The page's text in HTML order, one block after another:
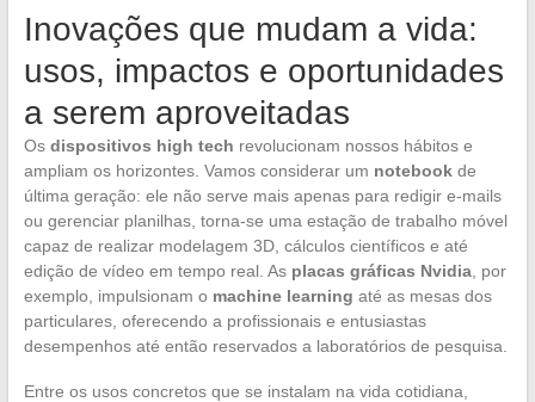
Inovações que mudam a vida:
usos, impactos e oportunidades
a serem aproveitadas
Os dispositivos high tech revolucionam nossos hábitos e
ampliam os horizontes. Vamos considerar um notebookde
última geração: ele não serve mais apenas para redigir e-mails
ou gerenciar planilhas, torna-se uma estação de trabalho móvel
capaz de realizar modelagem 3D, cálculos científicos e até
edição de vídeo em tempo real. As placas gráficas Nvidia, por
exemplo, impulsionam o machine learning até as mesas dos
particulares, oferecendo a profissionais e entusiastas
desempenhos até então reservados a laboratórios de pesquisa.
Entre os usos concretos que se instalam na vida cotidiana,